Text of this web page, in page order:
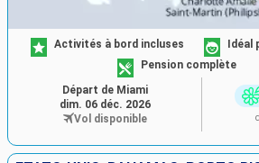
Activités à bord incluses
Idéal
Pension complète
Départ de Miami
dim. 06 déc. 2026
Vol disponible